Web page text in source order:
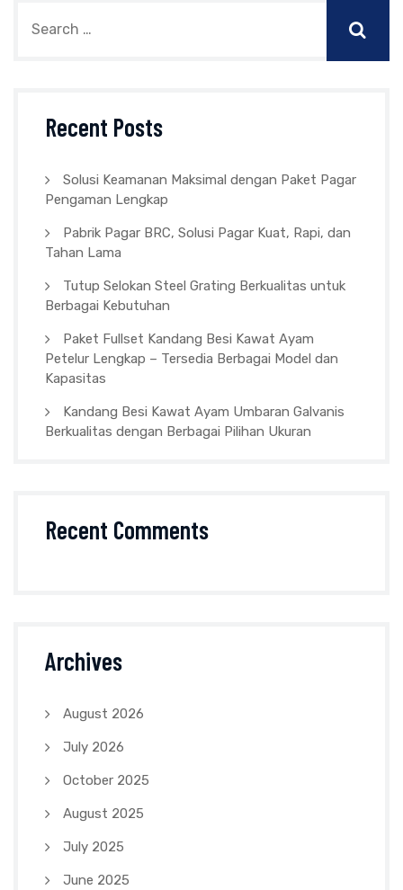
Recent Posts
Solusi Keamanan Maksimal dengan Paket Pagar
Pengaman Lengkap
Pabrik Pagar BRC, Solusi Pagar Kuat, Rapi, dan
Tahan Lama
Tutup Selokan Steel Grating Berkualitas untuk
Berbagai Kebutuhan
Paket Fullset Kandang Besi Kawat Ayam
Petelur Lengkap – Tersedia Berbagai Model dan
Kapasitas
Kandang Besi Kawat Ayam Umbaran Galvanis
Berkualitas dengan Berbagai Pilihan Ukuran
Recent Comments
Archives
August 2026
July 2026
October 2025
August 2025
July 2025
June 2025